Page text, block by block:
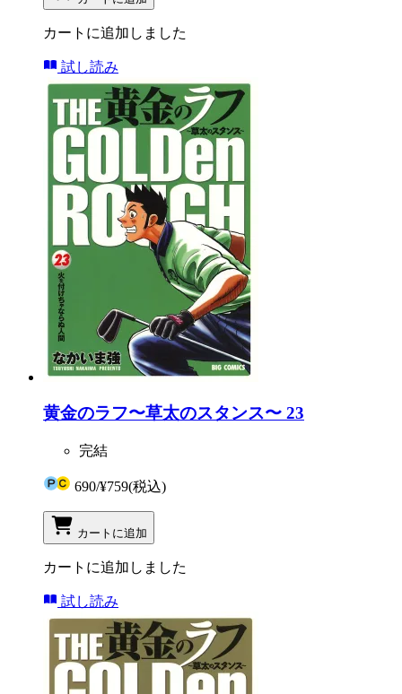
カートに追加しました
試し読み
黄金のラフ〜草太のスタンス〜 23
完結
690/¥759(税込)
カートに追加
カートに追加しました
試し読み